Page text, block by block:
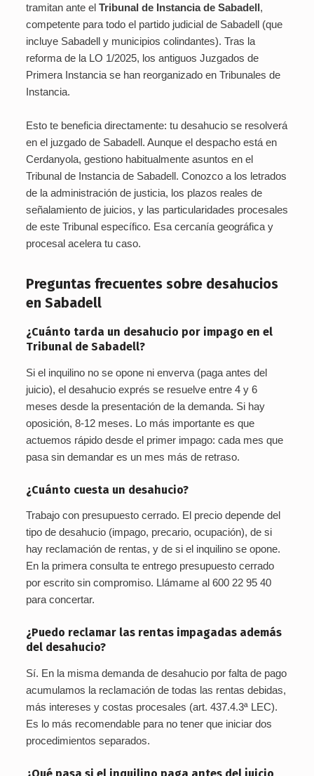
tramitan ante el Tribunal de Instancia de Sabadell,
competente para todo el partido judicial de Sabadell (que
incluye Sabadell y municipios colindantes). Tras la
reforma de la LO 1/2025, los antiguos Juzgados de
Primera Instancia se han reorganizado en Tribunales de
Instancia.
Esto te beneficia directamente: tu desahucio se resolverá
en el juzgado de Sabadell. Aunque el despacho está en
Cerdanyola, gestiono habitualmente asuntos en el
Tribunal de Instancia de Sabadell. Conozco a los letrados
de la administración de justicia, los plazos reales de
señalamiento de juicios, y las particularidades procesales
de este Tribunal específico. Esa cercanía geográfica y
procesal acelera tu caso.
Preguntas frecuentes sobre desahucios
en Sabadell
¿Cuánto tarda un desahucio por impago en el
Tribunal de Sabadell?
Si el inquilino no se opone ni enverva (paga antes del
juicio), el desahucio exprés se resuelve entre 4 y 6
meses desde la presentación de la demanda. Si hay
oposición, 8-12 meses. Lo más importante es que
actuemos rápido desde el primer impago: cada mes que
pasa sin demandar es un mes más de retraso.
¿Cuánto cuesta un desahucio?
Trabajo con presupuesto cerrado. El precio depende del
tipo de desahucio (impago, precario, ocupación), de si
hay reclamación de rentas, y de si el inquilino se opone.
En la primera consulta te entrego presupuesto cerrado
por escrito sin compromiso. Llámame al 600 22 95 40
para concertar.
¿Puedo reclamar las rentas impagadas además
del desahucio?
Sí. En la misma demanda de desahucio por falta de pago
acumulamos la reclamación de todas las rentas debidas,
más intereses y costas procesales (art. 437.4.3ª LEC).
Es lo más recomendable para no tener que iniciar dos
procedimientos separados.